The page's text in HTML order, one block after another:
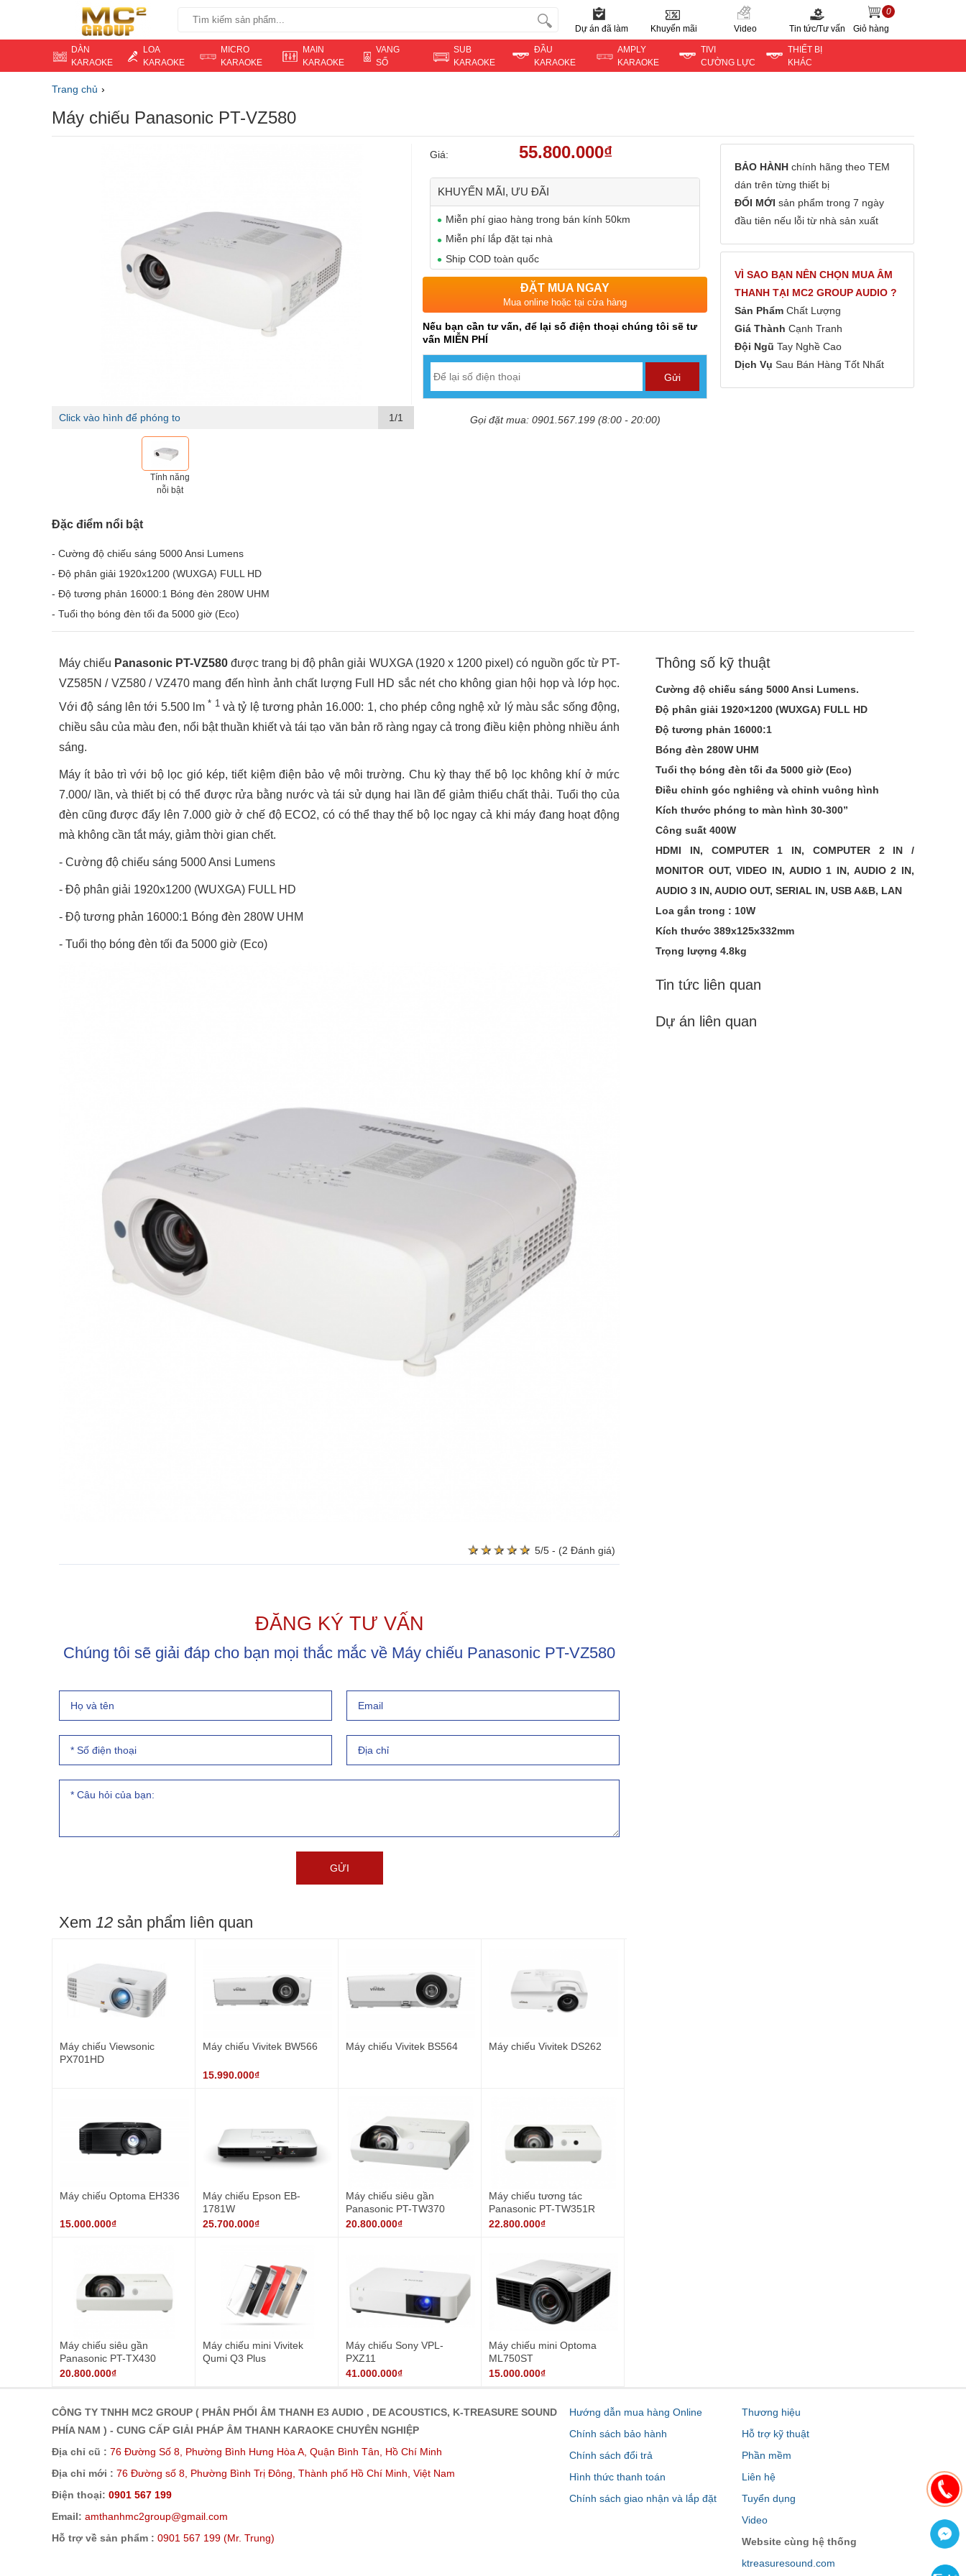
Dự án đã làm Khuyến mãi Video Tin tức/Tư vấn
0
Giỏ hàng
DÀN
KARAOKE
LOA
KARAOKE
MICRO
KARAOKE
MAIN
KARAOKE
VANG
SỐ
SUB
KARAOKE
ĐẦU
KARAOKE
AMPLY
KARAOKE
TIVI
CƯỜNG LỰC
THIẾT BỊ
KHÁC
Trang chủ
Máy chiếu Panasonic PT-VZ580
Click vào hình để phóng to 1/1
Tính năng
nỗi bật
Đặc điểm nổi bật
- Cường độ chiếu sáng 5000 Ansi Lumens
- Độ phân giải 1920x1200 (WUXGA) FULL HD
- Độ tương phản 16000:1 Bóng đèn 280W UHM
- Tuổi thọ bóng đèn tối đa 5000 giờ (Eco)
Giá: 55.800.000₫
KHUYẾN MÃI, ƯU ĐÃI
Miễn phí giao hàng trong bán kính 50km
Miễn phí lắp đặt tại nhà
Ship COD toàn quốc
ĐẶT MUA NGAY
Mua online hoặc tại cửa hàng
Nếu bạn cần tư vấn, để lại số điện thoại chúng tôi sẽ tư
vấn MIỄN PHÍ
Gọi đặt mua: 0901.567.199 (8:00 - 20:00)
BẢO HÀNH chính hãng theo TEM
dán trên từng thiết bị
ĐỔI MỚI sản phẩm trong 7 ngày
đầu tiên nếu lỗi từ nhà sản xuất
VÌ SAO BẠN NÊN CHỌN MUA ÂM
THANH TẠI MC2 GROUP AUDIO ?
Sản Phẩm Chất Lượng
Giá Thành Cạnh Tranh
Đội Ngũ Tay Nghề Cao
Dịch Vụ Sau Bán Hàng Tốt Nhất
Máy chiếu Panasonic PT-VZ580 được trang bị độ phân giải WUXGA (1920 x 1200 pixel) có nguồn gốc từ PT-
VZ585N / VZ580 / VZ470 mang đến hình ảnh chất lượng Full HD sắc nét cho không gian hội họp và lớp học.
Với độ sáng lên tới 5.500 lm * 1và tỷ lệ tương phản 16.000: 1, cho phép công nghệ xử lý màu sắc sống động,
chiều sâu của màu đen, nổi bật thuần khiết và tái tạo văn bản rõ ràng ngay cả trong điều kiện phòng nhiều ánh
sáng.
Máy ít bảo trì với bộ lọc gió kép, tiết kiệm điện bảo vệ môi trường. Chu kỳ thay thế bộ lọc không khí ở mức
7.000/ lần, và thiết bị có thể được rửa bằng nước và tái sử dụng hai lần để giảm thiểu chất thải. Tuổi thọ của
đèn cũng được đẩy lên 7.000 giờ ở chế độ ECO2, có có thể thay thế bộ lọc ngay cả khi máy đang hoạt động
mà không cần tắt máy, giảm thời gian chết.
- Cường độ chiếu sáng 5000 Ansi Lumens
- Độ phân giải 1920x1200 (WUXGA) FULL HD
- Độ tương phản 16000:1 Bóng đèn 280W UHM
- Tuổi thọ bóng đèn tối đa 5000 giờ (Eco)
★ ★ ★ ★ ★
★ ★ ★ ★ ★ 5/5 - (2 Đánh giá)
ĐĂNG KÝ TƯ VẤN
Chúng tôi sẽ giải đáp cho bạn mọi thắc mắc về Máy chiếu Panasonic PT-VZ580
Xem 12 sản phẩm liên quan
Máy chiếu Viewsonic
PX701HD
Máy chiếu Vivitek BW566
15.990.000₫
Máy chiếu Vivitek BS564 Máy chiếu Vivitek DS262
Máy chiếu Optoma EH336
15.000.000₫
Máy chiếu Epson EB-
1781W
25.700.000₫
Máy chiếu siêu gần
Panasonic PT-TW370
20.800.000₫
Máy chiếu tương tác
Panasonic PT-TW351R
22.800.000₫
Máy chiếu siêu gần
Panasonic PT-TX430
20.800.000₫
Máy chiếu mini Vivitek
Qumi Q3 Plus
Máy chiếu Sony VPL-
PXZ11
41.000.000₫
Máy chiếu mini Optoma
ML750ST
15.000.000₫
Thông số kỹ thuật
Cường độ chiếu sáng 5000 Ansi Lumens.
Độ phân giải 1920×1200 (WUXGA) FULL HD
Độ tương phản 16000:1
Bóng đèn 280W UHM
Tuổi thọ bóng đèn tối đa 5000 giờ (Eco)
Điều chỉnh góc nghiêng và chỉnh vuông hình
Kích thước phóng to màn hình 30-300”
Công suất 400W
HDMI IN, COMPUTER 1 IN, COMPUTER 2 IN /
MONITOR OUT, VIDEO IN, AUDIO 1 IN, AUDIO 2 IN,
AUDIO 3 IN, AUDIO OUT, SERIAL IN, USB A&B, LAN
Loa gắn trong : 10W
Kích thước 389x125x332mm
Trọng lượng 4.8kg
Tin tức liên quan
Dự án liên quan
CÔNG TY TNHH MC2 GROUP ( PHÂN PHỐI ÂM THANH E3 AUDIO , DE ACOUSTICS, K-TREASURE SOUND
PHÍA NAM ) - CUNG CẤP GIẢI PHÁP ÂM THANH KARAOKE CHUYÊN NGHIỆP
Địa chỉ cũ : 76 Đường Số 8, Phường Bình Hưng Hòa A, Quận Bình Tân, Hồ Chí Minh
Địa chỉ mới : 76 Đường số 8, Phường Bình Trị Đông, Thành phố Hồ Chí Minh, Việt Nam
Điện thoại: 0901 567 199
Email: amthanhmc2group@gmail.com
Hỗ trợ về sản phẩm : 0901 567 199 (Mr. Trung)
Hướng dẫn mua hàng Online
Chính sách bảo hành
Chính sách đổi trả
Hình thức thanh toán
Chính sách giao nhận và lắp đặt
Thương hiệu
Hỗ trợ kỹ thuật
Phần mềm
Liên hệ
Tuyển dụng
Video
Website cùng hệ thống
ktreasuresound.com